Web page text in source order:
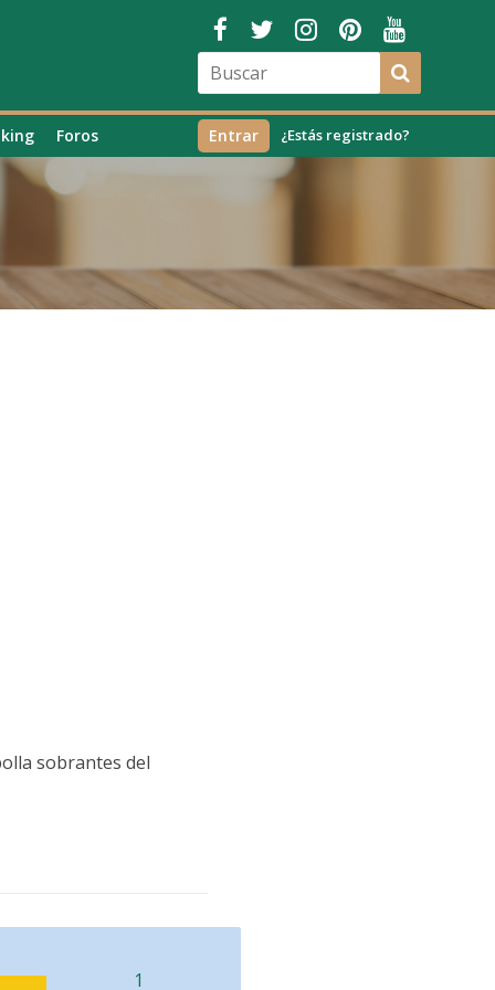
Foros ¿Estás registrado?
Entrar
sobrantes del
1